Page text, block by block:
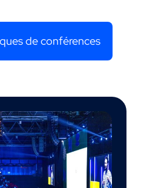
de conférences